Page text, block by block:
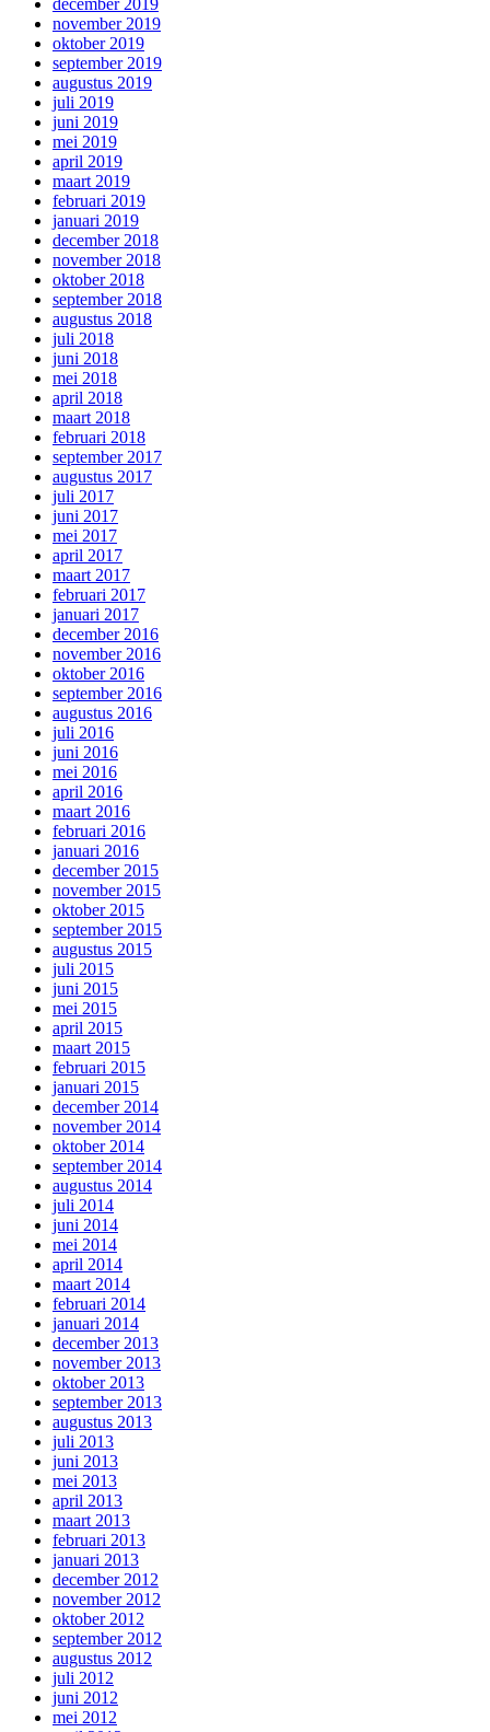
november 2019
oktober 2019
september 2019
augustus 2019
juli 2019
juni 2019
mei 2019
april 2019
maart 2019
februari 2019
januari 2019
december 2018
november 2018
oktober 2018
september 2018
augustus 2018
juli 2018
juni 2018
mei 2018
april 2018
maart 2018
februari 2018
september 2017
augustus 2017
juli 2017
juni 2017
mei 2017
april 2017
maart 2017
februari 2017
januari 2017
december 2016
november 2016
oktober 2016
september 2016
augustus 2016
juli 2016
juni 2016
mei 2016
april 2016
maart 2016
februari 2016
januari 2016
december 2015
november 2015
oktober 2015
september 2015
augustus 2015
juli 2015
juni 2015
mei 2015
april 2015
maart 2015
februari 2015
januari 2015
december 2014
november 2014
oktober 2014
september 2014
augustus 2014
juli 2014
juni 2014
mei 2014
april 2014
maart 2014
februari 2014
januari 2014
december 2013
november 2013
oktober 2013
september 2013
augustus 2013
juli 2013
juni 2013
mei 2013
april 2013
maart 2013
februari 2013
januari 2013
december 2012
november 2012
oktober 2012
september 2012
augustus 2012
juli 2012
juni 2012
mei 2012